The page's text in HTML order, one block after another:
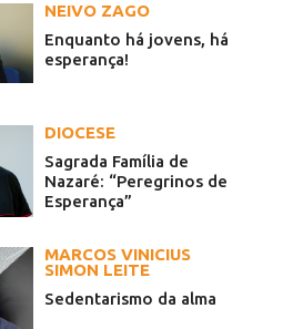
NEIVO ZAGO
Enquanto há jovens, há
esperança!
DIOCESE
Sagrada Família de
Nazaré: “Peregrinos de
Esperança”
MARCOS VINICIUS
SIMON LEITE
Sedentarismo da alma